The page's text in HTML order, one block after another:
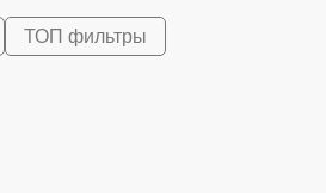
ТОП фильтры